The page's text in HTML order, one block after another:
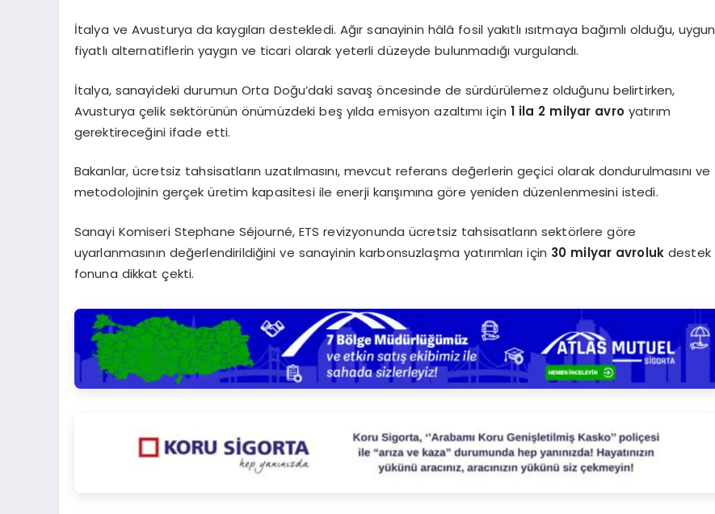
İtalya ve Avusturya da kaygıları destekledi. Ağır sanayinin hâlâ fosil yakıtlı ısıtmaya bağımlı olduğu, uygun
fiyatlı alternatiflerin yaygın ve ticari olarak yeterli düzeyde bulunmadığı vurgulandı.
İtalya, sanayideki durumun Orta Doğu’daki savaş öncesinde de sürdürülemez olduğunu belirtirken,
Avusturya çelik sektörünün önümüzdeki beş yılda emisyon azaltımı için 1 ila 2 milyar avroyatırım
gerektireceğini ifade etti.
Bakanlar, ücretsiz tahsisatların uzatılmasını, mevcut referans değerlerin geçici olarak dondurulmasını ve
metodolojinin gerçek üretim kapasitesi ile enerji karışımına göre yeniden düzenlenmesini istedi.
Sanayi Komiseri Stephane Séjourné, ETS revizyonunda ücretsiz tahsisatların sektörlere göre
uyarlanmasının değerlendirildiğini ve sanayinin karbonsuzlaşma yatırımları için 30 milyar avroluk destek
fonuna dikkat çekti.